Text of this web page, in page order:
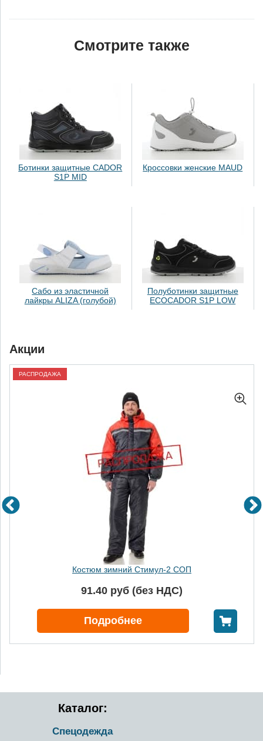
Смотрите также
Ботинки защитные CADOR
S1P MID
Кроссовки женские MAUD
Сабо из эластичной
лайкры ALIZA (голубой)
Полуботинки защитные
ECOCADOR S1P LOW
Акции
РАСПРОДАЖА
Костюм зимний Стимул-2 СОП
91.40 руб (без НДС)
Подробнее
Каталог:
Спецодежда